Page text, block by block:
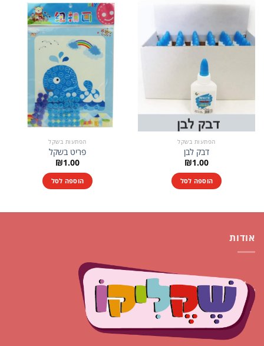
הפתעות בשקל
דבק לבן
₪1.00
הוספה לסל
הפתעות בשקל
פריט בשקל
₪1.00
הוספה לסל
אודות